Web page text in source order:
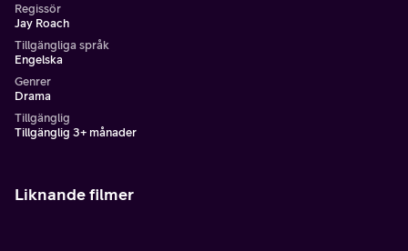
Regissör
Jay Roach
Tillgängliga språk
Engelska
Genrer
Drama
Tillgänglig
Tillgänglig 3+ månader
Liknande filmer